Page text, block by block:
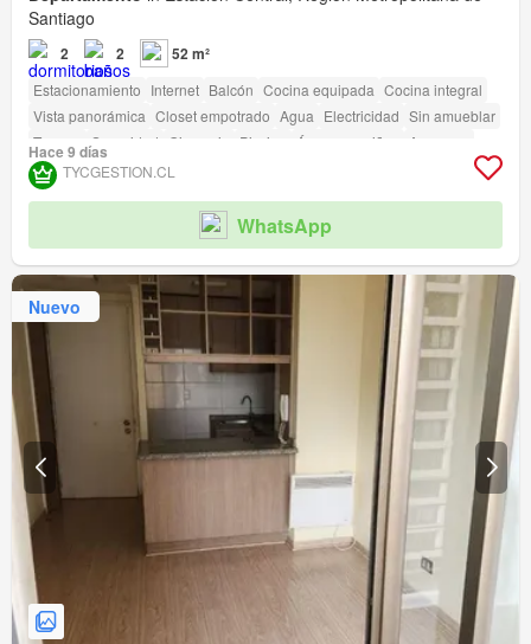
Santiago
2 2 52 m²
Estacionamiento Internet Balcón Cocina equipada Cocina integral
Vista panorámica Closet empotrado Agua Electricidad Sin amueblar
Terraza
Seguridad Gimnasio Piscina Área para niños
Ascensor
Conserje Parilla
Caseta de vigilancia
Acceso para personas con discapacidad
Hace 9 días
TYCGESTION.CL
WhatsApp
Nuevo